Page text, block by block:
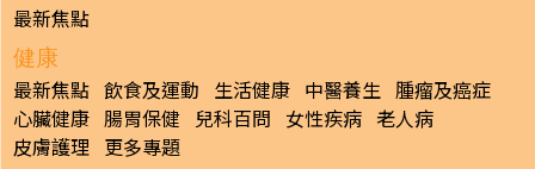
最新焦點
健康
最新焦點 飲食及運動 生活健康 中醫養生 腫瘤及癌症
心臟健康 腸胃保健 兒科百問 女性疾病 老人病
皮膚護理 更多專題